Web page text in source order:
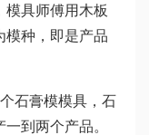
模具师傅用木板
模种，即是产品
石膏模模具，石
到两个产品。